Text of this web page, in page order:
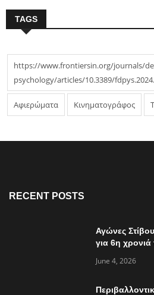
TAGS
https://www.frontiersin.org/journals/
psychology/articles/10.3389/
Αφιερώματα Κινηματογράφος
RECENT POSTS
Αγώνες
για 6η χρονιά
June 4, 2026